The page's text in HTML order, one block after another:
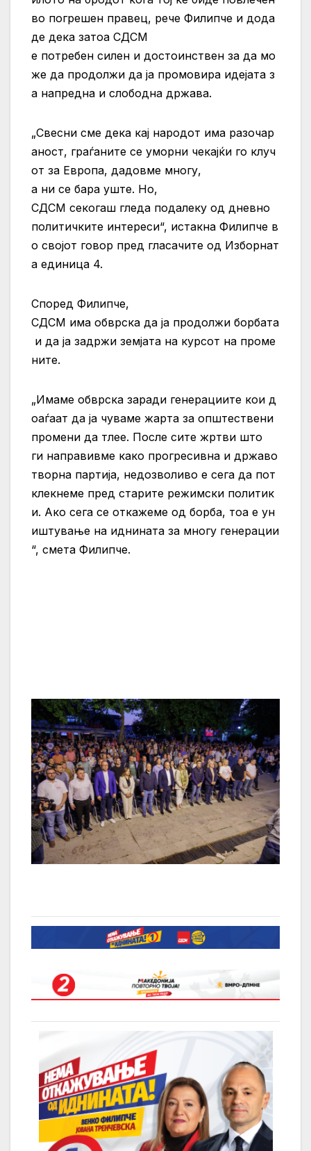
во погрешен правец, рече Филипче и дода
де дека затоа СДСМ
е потребен силен и достоинствен за да мо
же да продолжи да ја промовира идејата з
а напредна и слободна држава.
„Свесни сме дека кај народот има разочар
аност, граѓаните се уморни чекајќи го клуч
от за Европа, дадовме многу,
а ни се бара уште. Но,
СДСМ секогаш гледа подалеку од дневно
политичките интереси“, истакна Филипче в
о својот говор пред гласачите од Изборнат
а единица 4.
Според Филипче,
СДСМ има обврска да ја продолжи борбата
и да ја задржи земјата на курсот на проме
ните.
„Имаме обврска заради генерациите кои д
оаѓаат да ја чуваме жарта за општествени
промени да тлее. После сите жртви што
ги направивме како прогресивна и државо
творна партија, недозволиво е сега да пот
клекнеме пред старите режимски политик
и. Ако сега се откажеме од борба, тоа е ун
иштување на иднината за многу генерации
“, смета Филипче.